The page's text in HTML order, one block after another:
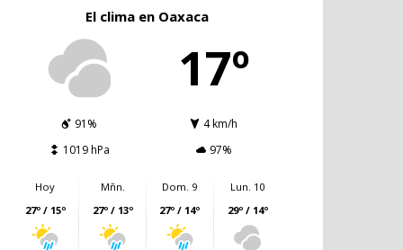
El clima en Oaxaca
17º
91%
4 km/h
1019 hPa
97%
Hoy
27º / 15º
Mñn.
27º / 13º
Dom. 9
27º / 14º
Lun. 10
29º / 14º